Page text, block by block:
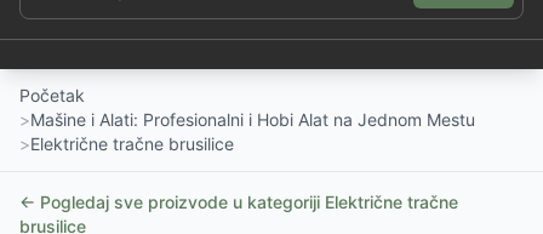
Početak
>Mašine i Alati: Profesionalni i Hobi Alat na Jednom Mestu
>Električne tračne brusilice
← Pogledaj sve proizvode u kategoriji Električne tračne
brusilice